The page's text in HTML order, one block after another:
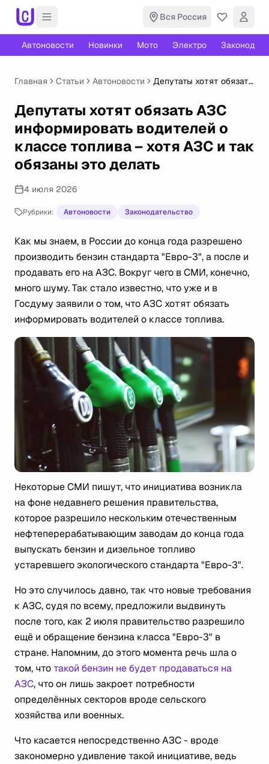
Вся Россия
Автоновости Новинки Мото Электро
Главная Статьи Автоновости
Депутаты хотят обязать
водителей о классе
топлива – хотя АЗС и
так обязаны это делать
Депутаты хотят обязать АЗС
информировать водителей о
классе топлива – хотя АЗС и так
обязаны это делать
4 июля 2026
Рубрики: Автоновости Законодательство
Как мы знаем, в России до конца года разрешено
производить бензин стандарта "Евро-3", а после и
продавать его на АЗС. Вокруг чего в СМИ, конечно,
много шуму. Так стало известно, что уже и в
Госдуму заявили о том, что АЗС хотят обязать
информировать водителей о классе топлива.
Некоторые СМИ пишут, что инициатива возникла
на фоне недавнего решения правительства,
которое разрешило нескольким отечественным
нефтеперерабатывающим заводам до конца года
выпускать бензин и дизельное топливо
устаревшего экологического стандарта "Евро-3".
Но это случилось давно, так что новые требования
к АЗС, судя по всему, предложили выдвинуть
после того, как 2 июля правительство разрешило
ещё и обращение бензина класса "Евро-3" в
стране. Напомним, до этого момента речь шла о
том, чтотакой бензин не будет продаваться на
АЗС, что он лишь закроет потребности
определённых секторов вроде сельского
хозяйства или военных.
Что касается непосредственно АЗС - вроде
закономерно удивление такой инициативе, ведь